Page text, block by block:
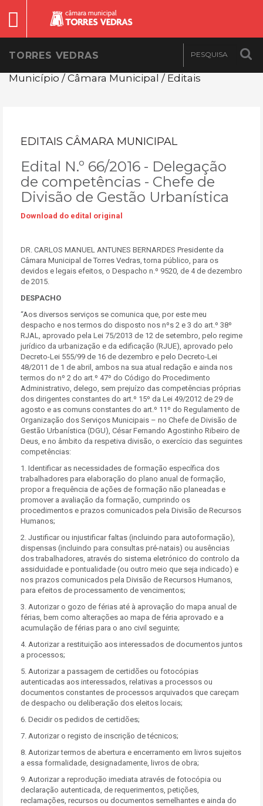
TORRES VEDRAS
Município / Câmara Municipal / Editais
EDITAIS CÂMARA MUNICIPAL
Edital N.º 66/2016 - Delegação
de competências - Chefe de
Divisão de Gestão Urbanística
Download do edital original
DR. CARLOS MANUEL ANTUNES BERNARDES Presidente da
Câmara Municipal de Torres Vedras, torna público, para os
devidos e legais efeitos, o Despacho n.º 9520, de 4 de dezembro
de 2015.
DESPACHO
“Aos diversos serviços se comunica que, por este meu
despacho e nos termos do disposto nos nºs 2 e 3 do art.º 38º
RJAL, aprovado pela Lei 75/2013 de 12 de setembro, pelo regime
jurídico da urbanização e da edificação (RJUE), aprovado pelo
Decreto-Lei 555/99 de 16 de dezembro e pelo Decreto-Lei
48/2011 de 1 de abril, ambos na sua atual redação e ainda nos
termos do nº 2 do art.º 47º do Código do Procedimento
Administrativo, delego, sem prejuízo das competências próprias
dos dirigentes constantes do art.º 15º da Lei 49/2012 de 29 de
agosto e as comuns constantes do art.º 11º do Regulamento de
Organização dos Serviços Municipais – no Chefe de Divisão de
Gestão Urbanística (DGU), César Fernando Agostinho Ribeiro de
Deus, e no âmbito da respetiva divisão, o exercício das seguintes
competências:
1. Identificar as necessidades de formação específica dos
trabalhadores para elaboração do plano anual de formação,
propor a frequência de ações de formação não planeadas e
promover a avaliação da formação, cumprindo os
procedimentos e prazos comunicados pela Divisão de Recursos
Humanos;
2. Justificar ou injustificar faltas (incluindo para autoformação),
dispensas (incluindo para consultas pré-natais) ou ausências
dos trabalhadores, através do sistema eletrónico do controlo da
assiduidade e pontualidade (ou outro meio que seja indicado) e
nos prazos comunicados pela Divisão de Recursos Humanos,
para efeitos de processamento de vencimentos;
3. Autorizar o gozo de férias até à aprovação do mapa anual de
férias, bem como alterações ao mapa de féria aprovado e a
acumulação de férias para o ano civil seguinte;
4. Autorizar a restituição aos interessados de documentos juntos
a processos;
5. Autorizar a passagem de certidões ou fotocópias
autenticadas aos interessados, relativas a processos ou
documentos constantes de processos arquivados que careçam
de despacho ou deliberação dos eleitos locais;
6. Decidir os pedidos de certidões;
7. Autorizar o registo de inscrição de técnicos;
8. Autorizar termos de abertura e encerramento em livros sujeitos
a essa formalidade, designadamente, livros de obra;
9. Autorizar a reprodução imediata através de fotocópia ou
declaração autenticada, de requerimentos, petições,
reclamações, recursos ou documentos semelhantes e ainda do